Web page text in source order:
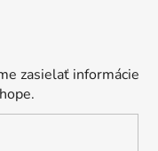
zasielať informácie